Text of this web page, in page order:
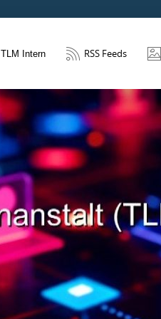
TLM Intern RSS Feeds